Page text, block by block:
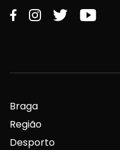
Braga
Região
Desporto